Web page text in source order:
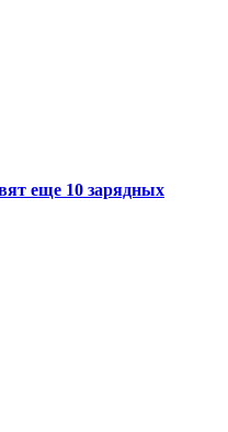
еще 10 зарядных